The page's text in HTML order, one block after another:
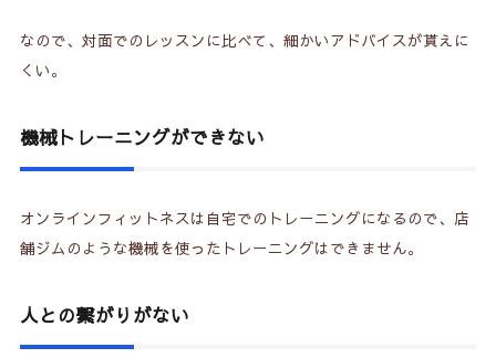
なので、対面でのレッスンに比べて、細かいアドバイスが貰えに
くい。
機械トレーニングができない
オンラインフィットネスは自宅でのトレーニングになるので、店
舗ジムのような機械を使ったトレーニングはできません。
人との繋がりがない